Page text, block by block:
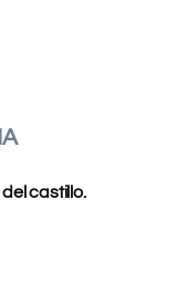
castillo.